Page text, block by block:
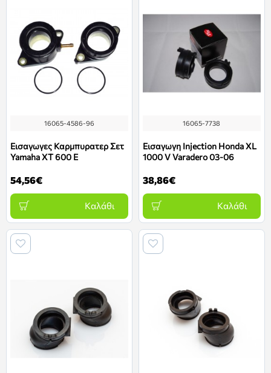
16065-4586-96
Εισαγωγες Καρμπυρατερ Σετ
Yamaha XT 600 E
54,56€
Καλάθι
16065-7738
Εισαγωγη Injection Honda XL
1000 V Varadero 03-06
38,86€
Καλάθι